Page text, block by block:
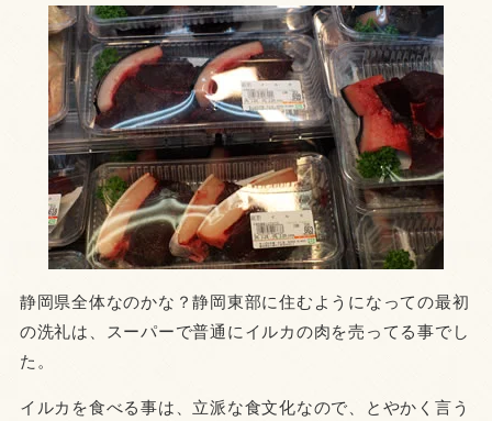
静岡県全体なのかな？静岡東部に住むようになっての最初
の洗礼は、スーパーで普通にイルカの肉を売ってる事でし
た。
イルカを食べる事は、立派な食文化なので、とやかく言う